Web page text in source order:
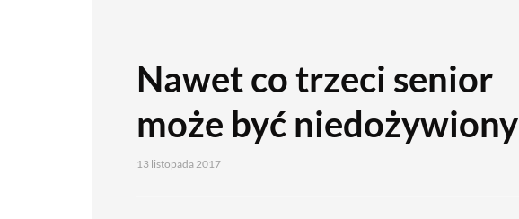
Nawet co trzeci senior
może być niedożywiony
13 listopada 2017